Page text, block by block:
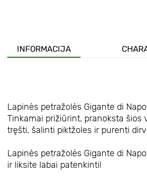
INFORMACIJA
Lapinės petražolės Gigante di
Tinkamai prižiūrint, pranoksta šios
tręšti, šalinti piktžoles ir purenti
Lapinės petražolės Gigante di
ir liksite labai patenkinti!